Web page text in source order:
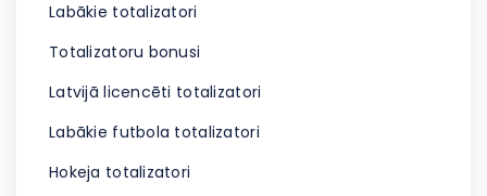
Labākie totalizatori
Totalizatoru bonusi
Latvijā licencēti totalizatori
Labākie futbola totalizatori
Hokeja totalizatori